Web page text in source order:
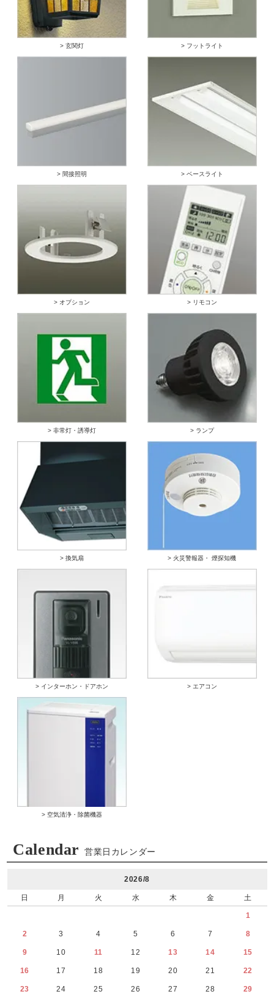
> 玄関灯 > フットライト
> 間接照明 > ベースライト
> オプション > リモコン
> 非常灯・誘導灯 > ランプ
> 換気扇 > 火災警報器・ 煙探知機
> インターホン・ドアホン > エアコン
> 空気清浄・除菌機器
Calendar 営業日カレンダー
2026/8
日 月 火 水 木 金 土
1
2 3 4 5 6 7 8
9 10 11 12 13 14 15
16 17 18 19 20 21 22
23 24 25 26 27 28 29